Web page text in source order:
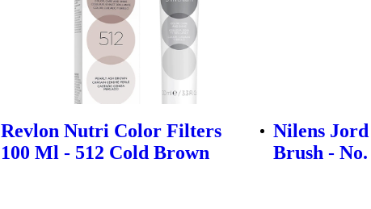
Revlon Nutri Color Filters
100 Ml - 512 Cold Brown
Nilens
Brush -